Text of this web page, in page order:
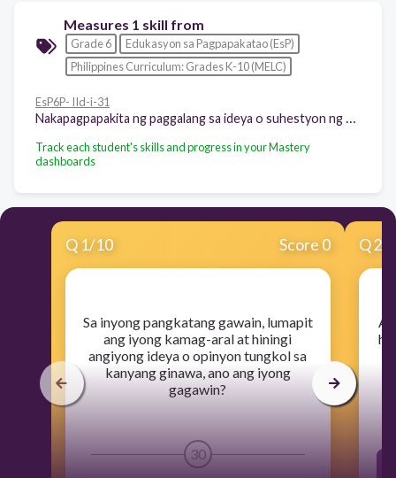
Measures 1 skill from
Grade 6
Edukasyon sa Pagpapakatao (EsP)
Philippines Curriculum: Grades K-10 (MELC)
EsP6P- IId-i-31
Track each student's skills and progress in your Mastery
dashboards
Q 1/10 Score 0
​Sa inyong pangkatang gawain, lumapit
ang iyong kamag-aral at hiningi
angiyong ideya o opinyon tungkol sa
kanyang ginawa, ano ang iyong
gagawin?
30
Q2